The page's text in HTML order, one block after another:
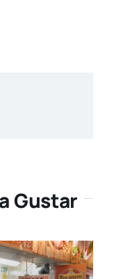
Gustar